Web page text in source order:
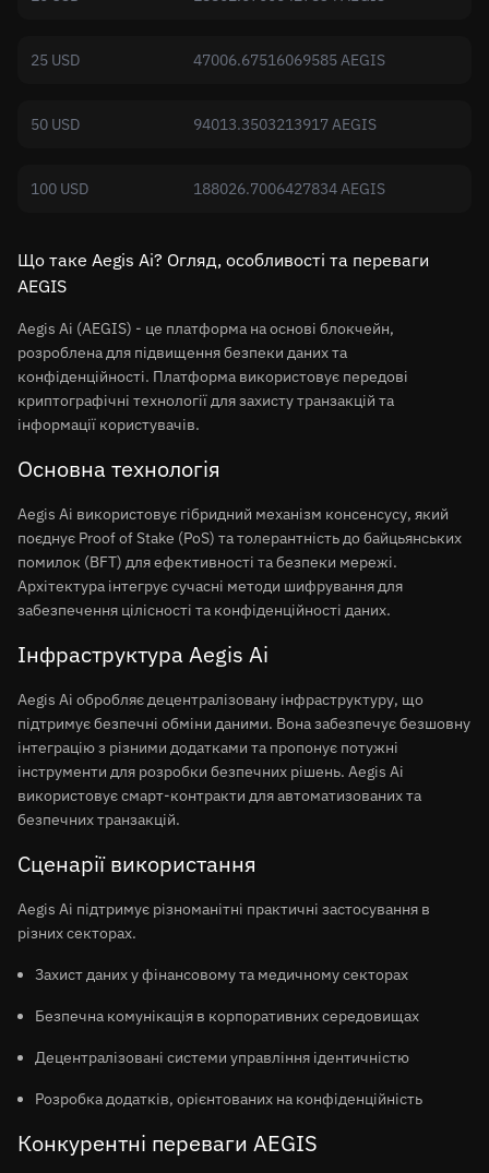
25 USD 47006.67516069585 AEGIS
50 USD 94013.3503213917 AEGIS
100 USD 188026.7006427834 AEGIS
Що таке Aegis Ai? Огляд, особливості та переваги
AEGIS
Aegis Ai (AEGIS) - це платформа на основі блокчейн,
розроблена для підвищення безпеки даних та
конфіденційності. Платформа використовує передові
криптографічні технології для захисту транзакцій та
інформації користувачів.
Основна технологія
Aegis Ai використовує гібридний механізм консенсусу, який
поєднує Proof of Stake (PoS) та толерантність до байцьянських
помилок (BFT) для ефективності та безпеки мережі.
Архітектура інтегрує сучасні методи шифрування для
забезпечення цілісності та конфіденційності даних.
Інфраструктура Aegis Ai
Aegis Ai обробляє децентралізовану інфраструктуру, що
підтримує безпечні обміни даними. Вона забезпечує безшовну
інтеграцію з різними додатками та пропонує потужні
інструменти для розробки безпечних рішень. Aegis Ai
використовує смарт-контракти для автоматизованих та
безпечних транзакцій.
Сценарії використання
Aegis Ai підтримує різноманітні практичні застосування в
різних секторах.
Захист даних у фінансовому та медичному секторах
Безпечна комунікація в корпоративних середовищах
Децентралізовані системи управління ідентичністю
Розробка додатків, орієнтованих на конфіденційність
Конкурентні переваги AEGIS